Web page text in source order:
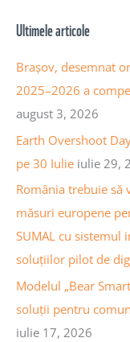
r
c
h
f
o
r
:
Ultimele articole
Brașov, desemnat
2025–2026 a
august 3, 2026
Earth Overshoot
pe 30 Iulie iulie 29,
România trebuie
măsuri europene
SUMAL cu sistemul
soluțiilor pilot de
Modelul „Bear
soluții pentru
iulie 17, 2026
i
t
i
c
o
l
e